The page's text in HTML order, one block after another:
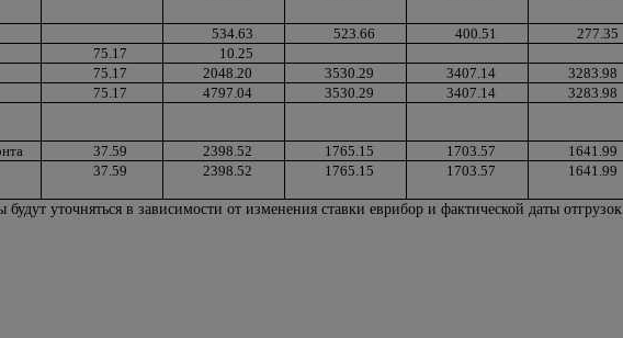
534.63 523.66 400.51 277.35
75.17 10.25
75.17 2048.20 3530.29 3407.14 3283.98
75.17 4797.04 3530.29 3407.14 3283.98
37.59 2398.52 1765.15 1703.57 1641.99
37.59 2398.52 1765.15 1703.57 1641.99
уточняться в зависимости от изменения ставки еврибор и фактической даты отгрузок